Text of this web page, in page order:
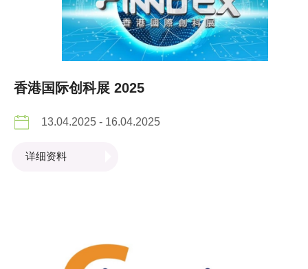
香港国际创科展 2025
13.04.2025 - 16.04.2025
详细资料